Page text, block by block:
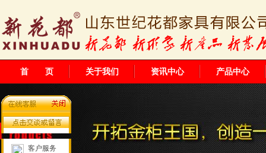
首 页 关于我们 资讯中心 产品中心
客户服务